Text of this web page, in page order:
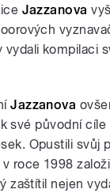
Jazzanova
vydali kompilaci
Jazzanova
své původní cíle
Opustili svůj
v roce 1998
zaštítil nejen